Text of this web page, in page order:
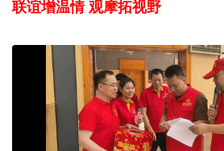
联谊增温情 观摩拓视野